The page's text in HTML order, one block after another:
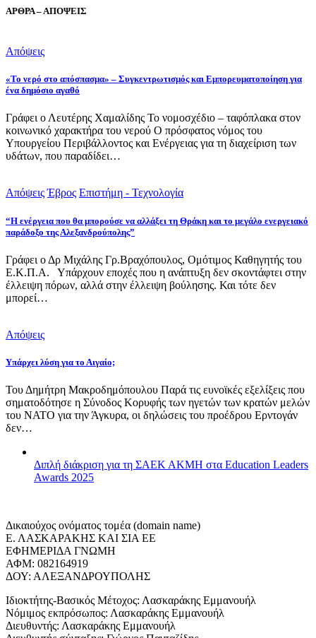
ΑΡΘΡΑ – ΑΠΟΨΕΙΣ
Απόψεις
«Το νερό στο απόσπασμα» – Συγκεντρωτισμός και Εμπορευματοποίηση για
ένα δημόσιο αγαθό
Γράφει ο Λευτέρης Χαμαλίδης Το νομοσχέδιο – ταφόπλακα στον
κοινωνικό χαρακτήρα του νερού Ο πρόσφατος νόμος του
Υπουργείου Περιβάλλοντος και Ενέργειας για τη διαχείριση των
υδάτων, που παραδίδει…
Απόψεις Έβρος Επιστήμη - Τεχνολογία
“Η ενέργεια που θα μπορούσε να αλλάξει τη Θράκη και το μεγάλο ενεργειακό
παράδοξο της Αλεξανδρούπολης”
Γράφει ο Δρ Μιχάλης Γρ.Βραχόπουλος, Ομότιμος Καθηγητής του
Ε.Κ.Π.Α. Υπάρχουν εποχές που η ανάπτυξη δεν σκοντάφτει στην
έλλειψη πόρων, αλλά στην έλλειψη βούλησης. Και τότε δεν
μπορεί…
Απόψεις
Υπάρχει λύση για το Αιγαίο;
Του Δημήτρη Μακροδημόπουλου Παρά τις ευνοϊκές εξελίξεις που
σηματοδότησε η Σύνοδος Κορυφής των ηγετών των κρατών μελών
του ΝΑΤΟ για την Άγκυρα, οι δηλώσεις του προέδρου Ερντογάν
δεν…
Διπλή διάκριση για τη ΣΑΕΚ ΑΚΜΗ στα Education Leaders
Awards 2025
Δικαιούχος ονόματος τομέα (domain name)
Ε. ΛΑΣΚΑΡΑΚΗΣ ΚΑΙ ΣΙΑ ΕΕ
ΕΦΗΜΕΡΙΔΑ ΓΝΩΜΗ
ΑΦΜ: 082164919
ΔΟΥ: ΑΛΕΞΑΝΔΡΟΥΠΟΛΗΣ
Ιδιοκτήτης-Βασικός Μέτοχος: Λασκαράκης Εμμανουήλ
Νόμιμος εκπρόσωπος: Λασκαράκης Εμμανουήλ
Διευθυντής: Λασκαράκης Εμμανουήλ